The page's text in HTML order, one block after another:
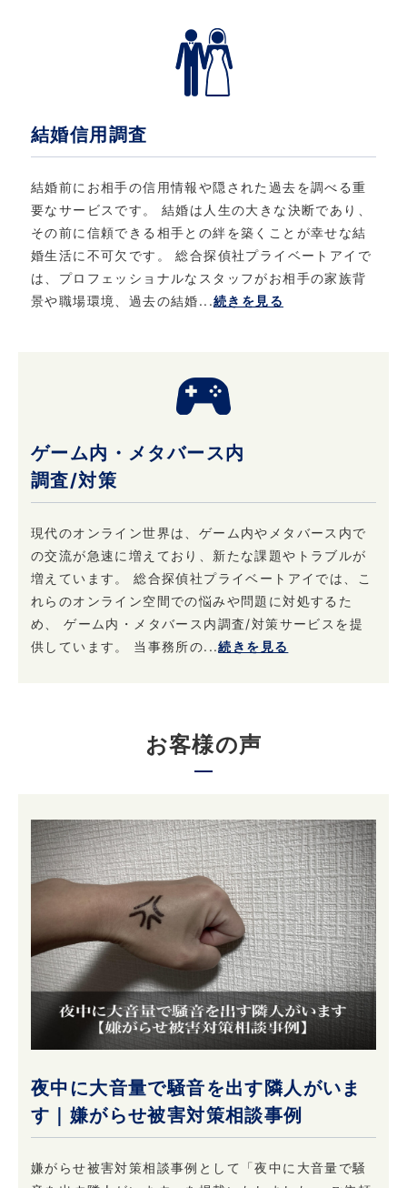
結婚信用調査
結婚前にお相手の信用情報や隠された過去を調べる重
要なサービスです。 結婚は人生の大きな決断であり、
その前に信頼できる相手との絆を築くことが幸せな結
婚生活に不可欠です。 総合探偵社プライベートアイで
は、プロフェッショナルなスタッフがお相手の家族背
景や職場環境、過去の結婚...続きを見る
ゲーム内・メタバース内
調査/対策
現代のオンライン世界は、ゲーム内やメタバース内で
の交流が急速に増えており、新たな課題やトラブルが
増えています。 総合探偵社プライベートアイでは、こ
れらのオンライン空間での悩みや問題に対処するた
め、 ゲーム内・メタバース内調査/対策サービスを提
供しています。 当事務所の...続きを見る
お客様の声
夜中に大音量で騒音を出す隣人がいま
す｜嫌がらせ被害対策相談事例
嫌がらせ被害対策相談事例として「夜中に大音量で騒